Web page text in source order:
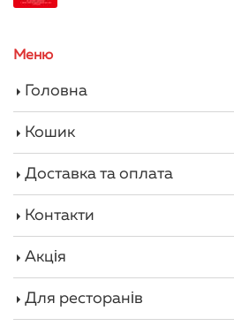
Меню
Головна
Кошик
Доставка та оплата
Контакти
Акція
Для ресторанів